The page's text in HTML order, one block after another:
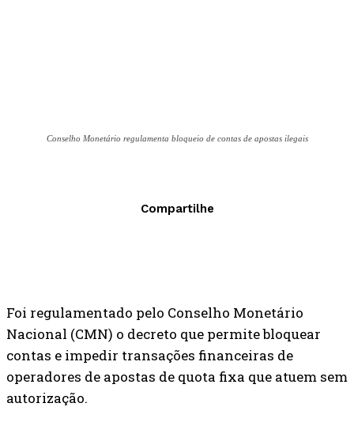
Conselho Monetário regulamenta bloqueio de contas de apostas ilegais
Compartilhe
Foi regulamentado pelo Conselho Monetário
Nacional (CMN) o decreto que permite bloquear
contas e impedir transações financeiras de
operadores de apostas de quota fixa que atuem sem
autorização.